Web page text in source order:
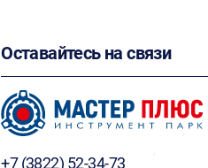
Оставайтесь на связи
+7 (3822) 52-34-73